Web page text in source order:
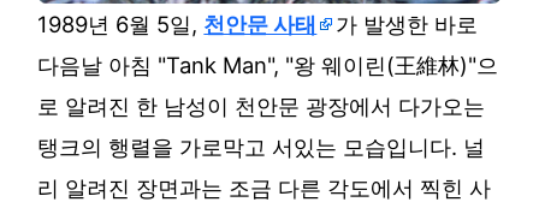
1989년 6월 5일, 천안문 사태
가 발생한 바로
다음날 아침 "Tank Man", "왕 웨이린(王維林)"으
로 알려진 한 남성이 천안문 광장에서 다가오는
탱크의 행렬을 가로막고 서있는 모습입니다. 널
리 알려진 장면과는 조금 다른 각도에서 찍힌 사